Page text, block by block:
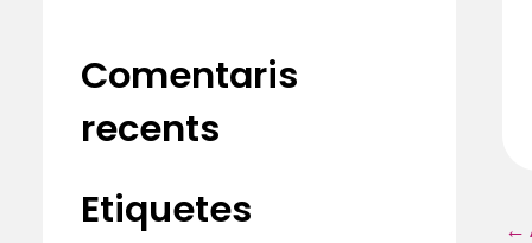
Comentaris
recents
Etiquetes
←